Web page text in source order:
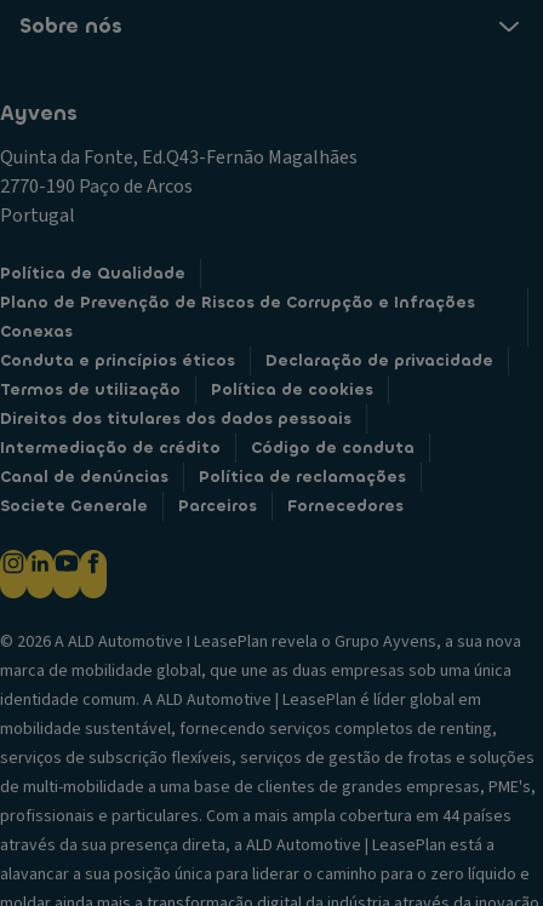
Sobre nós
Ayvens
Quinta da Fonte, Ed.Q43-Fernão Magalhães
2770-190 Paço de Arcos
Portugal
Política de Qualidade
Plano de Prevenção de Riscos de Corrupção e Infrações
Conexas
Conduta e princípios éticos
Declaração de privacidade
Termos de utilização
Política de cookies
Direitos dos titulares dos dados pessoais
Intermediação de crédito
Código de conduta
Canal de denúncias
Política de reclamações
Societe Generale
Parceiros Fornecedores
© 2026 A ALD Automotive I LeasePlan revela o Grupo Ayvens, a sua nova
marca de mobilidade global, que une as duas empresas sob uma única
identidade comum. A ALD Automotive | LeasePlan é líder global em
mobilidade sustentável, fornecendo serviços completos de renting,
serviços de subscrição flexíveis, serviços de gestão de frotas e soluções
de multi-mobilidade a uma base de clientes de grandes empresas, PME's,
profissionais e particulares. Com a mais ampla cobertura em 44 países
através da sua presença direta, a ALD Automotive | LeasePlan está a
alavancar a sua posição única para liderar o caminho para o zero líquido e